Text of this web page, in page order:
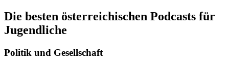
Die besten österreichischen Podcasts für
Jugendliche
Politik und Gesellschaft